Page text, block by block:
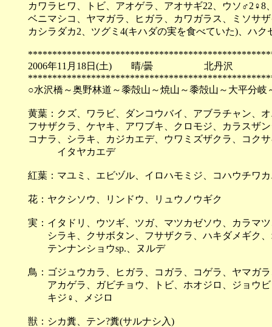
カワラヒワ、トビ、アオゲラ、アオサギ22、ウソ♂2♀8
ベニマシコ、ヤマガラ、ヒガラ、カワガラス、ミソサ
カシラダカ2、ツグミ4(キハダの実を食べていた)、ハク
2006年11月18日(土) 晴/曇 北丹沢
○水沢橋～奥野林道～黍殻山～焼山～黍殻山～大平分岐
黄葉：クズ、ワラビ、ダンコウバイ、アブラチャン、
フサザクラ、ケヤキ、アワブキ、クロモジ、カラスザ
コナラ、シラキ、カジカエデ、ウワミズザクラ、コク
イタヤカエデ
紅葉：マユミ、エビヅル、イロハモミジ、コハウチワ
花：ヤクシソウ、リンドウ、リュウノウギク
実：イタドリ、ウツギ、ツガ、マツカゼソウ、カラマ
シラキ、クサボタン、フサザクラ、ハキダメギク、
テンナンショウsp.、ヌルデ
鳥：ゴジュウカラ、ヒガラ、コガラ、コゲラ、ヤマガ
アカゲラ、ガビチョウ、トビ、ホオジロ、ジョウ
キジ♀、メジロ
獣：シカ糞、テン?糞(サルナシ入)